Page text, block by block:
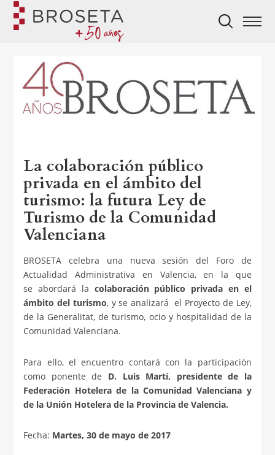
La colaboración público
privada en el ámbito del
turismo: la futura Ley de
Turismo de la Comunidad
Valenciana
BROSETA celebra una nueva sesión del Foro de
Actualidad Administrativa en Valencia, en la que
se abordará la colaboración público privada en el
ámbito del turismo, y se analizará el Proyecto de Ley,
de la Generalitat, de turismo, ocio y hospitalidad de la
Comunidad Valenciana.
Para ello, el encuentro contará con la participación
como ponente de
D. Luis Martí, presidente de la
Federación Hotelera de la Comunidad Valenciana y
de la Unión Hotelera de la Provincia de Valencia.
Fecha: Martes, 30 de mayo de 2017